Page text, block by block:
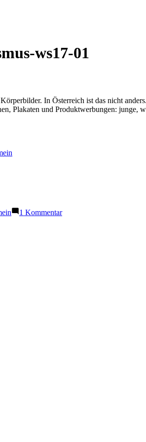
ws17-01
In Österreich ist das nicht
und Produktwerbungen: junge,
1 Kommentarzu